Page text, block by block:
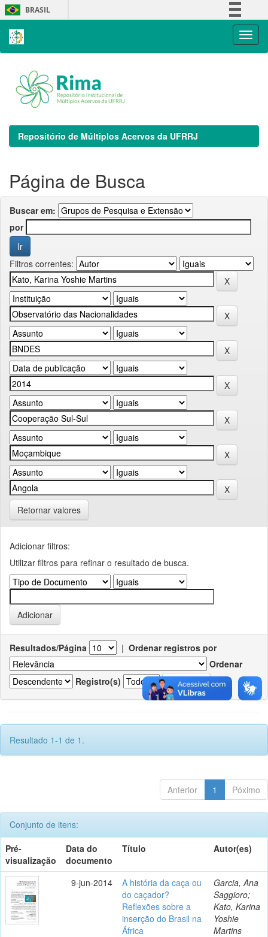
Skip
navigation
BRASIL
Repositório de Múltiplos Acervos da UFRRJ
Página de Busca
Buscar em:
por
Filtros correntes:
Retornar valores
Adicionar filtros:
Utilizar filtros para refinar o resultado de busca.
Resultados/Página | Ordenar registros por
Ordenar
Registro(s)
Resultado 1-1 de 1.
Anterior 1 Póximo
Conjunto de itens:
Pré-
visualização
Data do
documento
Título Autor(es)
9-jun-2014
A história da caça ou
do caçador?
Reflexões sobre a
inserção do Brasil na
África
Garcia, Ana
Saggioro;
Kato, Karina
Yoshie
Martins